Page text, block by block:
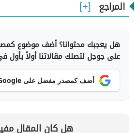
المراجع
هل يعجبك محتوانا؟ أضف موضوع
على جوجل لتصلك مقالاتنا أولاً بأول
أضف كمصدر مفضل على Google
هل كان المقال